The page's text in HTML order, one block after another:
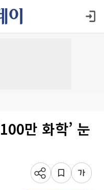
만 화학’ 눈